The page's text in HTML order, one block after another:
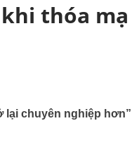
thóa mạ
lại chuyên nghiệp hơn”